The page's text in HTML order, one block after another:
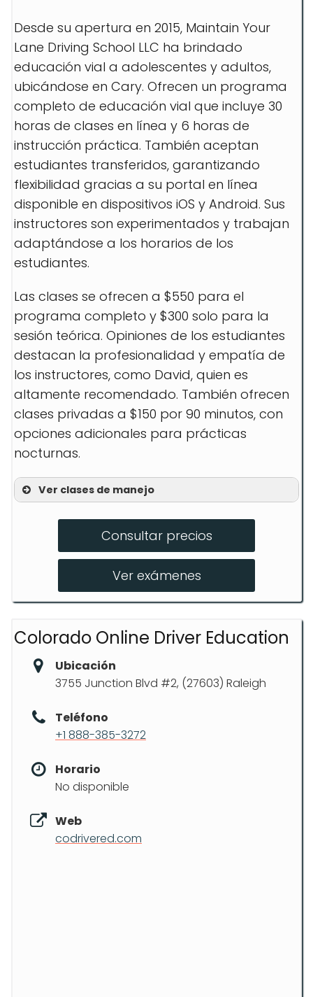
Desde su apertura en 2015, Maintain Your
Lane Driving School LLC ha brindado
educación vial a adolescentes y adultos,
ubicándose en Cary. Ofrecen un programa
completo de educación vial que incluye 30
horas de clases en línea y 6 horas de
instrucción práctica. También aceptan
estudiantes transferidos, garantizando
flexibilidad gracias a su portal en línea
disponible en dispositivos iOS y Android. Sus
instructores son experimentados y trabajan
adaptándose a los horarios de los
estudiantes.
Las clases se ofrecen a $550 para el
programa completo y $300 solo para la
sesión teórica. Opiniones de los estudiantes
destacan la profesionalidad y empatía de
los instructores, como David, quien es
altamente recomendado. También ofrecen
clases privadas a $150 por 90 minutos, con
opciones adicionales para prácticas
nocturnas.
Ver clases de manejo
Instrucción Práctica 6 Horas
Clases Privadas Adicionales
Consultar precios
Ver exámenes
Colorado Online Driver Education
Ubicación
3755 Junction Blvd #2, (27603) Raleigh
Teléfono
+1 888-385-3272
Horario
No disponible
Web
codrivered.com